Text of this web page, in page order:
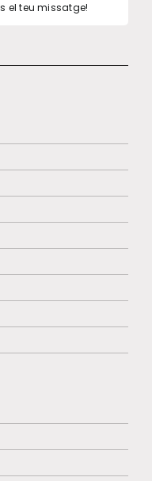
el teu missatge!